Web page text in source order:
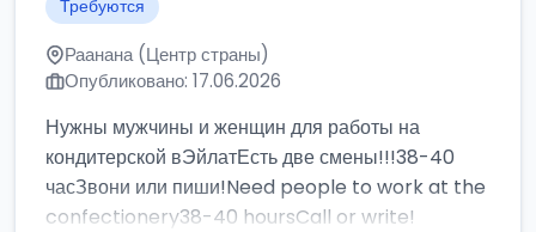
Требуются
Раанана (Центр страны)
Опубликовано: 17.06.2026
Нужны мужчины и женщин для работы на
кондитерской вЭйлатЕсть две смены!!!38-40
часЗвони или пиши!Need people to work at the
confectionery38-40 hoursCall or write!